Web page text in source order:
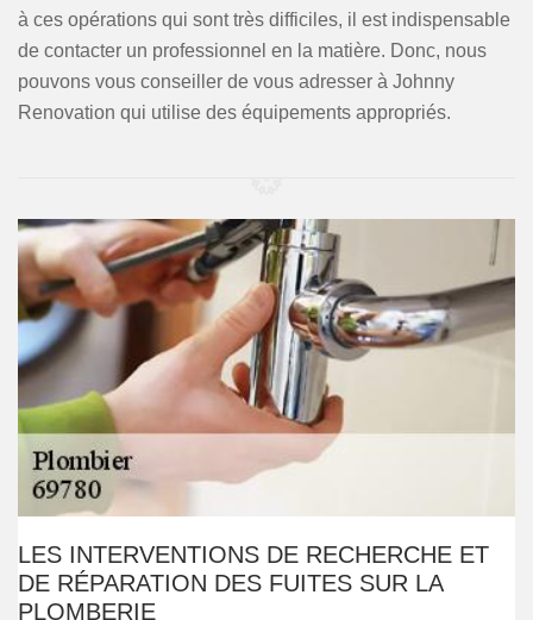
à ces opérations qui sont très difficiles, il est indispensable
de contacter un professionnel en la matière. Donc, nous
pouvons vous conseiller de vous adresser à Johnny
Renovation qui utilise des équipements appropriés.
LES INTERVENTIONS DE RECHERCHE ET
DE RÉPARATION DES FUITES SUR LA
PLOMBERIE